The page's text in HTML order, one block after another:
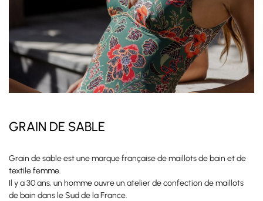
GRAIN DE SABLE
Grain de sable est une marque française de maillots de bain et de
textile femme.
Il y a 30 ans, un homme ouvre un atelier de confection de maillots
de bain dans le Sud de la France.